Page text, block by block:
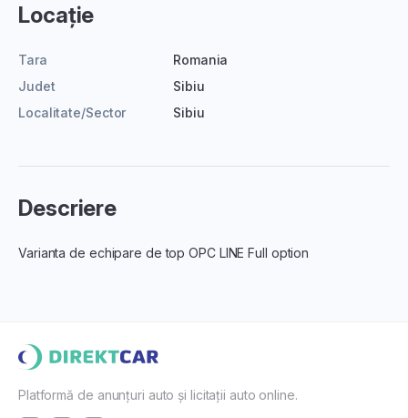
Locație
Tara
Romania
Judet
Sibiu
Localitate/Sector
Sibiu
Descriere
Varianta de echipare de top OPC LINE Full option
Platformă de anunțuri auto și licitații auto online.